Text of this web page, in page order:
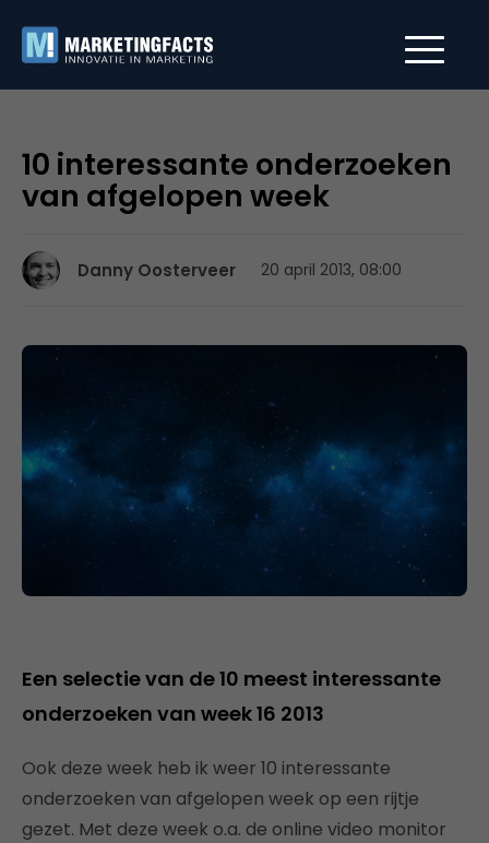
10 interessante onderzoeken
van afgelopen week
Danny Oosterveer 20 april 2013, 08:00
Een selectie van de 10 meest interessante
onderzoeken van week 16 2013
Ook deze week heb ik weer 10 interessante
onderzoeken van afgelopen week op een rijtje
gezet. Met deze week o.a. de online video monitor